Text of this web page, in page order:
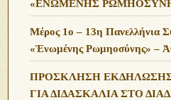
«ΕΝΩΜΕΝΗΣ
Μέρος 1ο – 13η Πανελλήνια
«Ἑνωμένης Ρωμηοσύνης» –
ΠΡΟΣΚΛΗΣΗ
ΓΙΑ ΔΙΔΑΣΚΑΛΙΑ ΣΤΟ